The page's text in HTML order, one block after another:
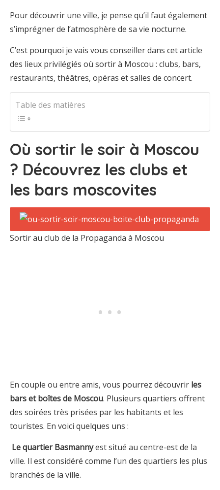
Pour découvrir une ville, je pense qu’il faut également
s’imprégner de l’atmosphère de sa vie nocturne.
C’est pourquoi je vais vous conseiller dans cet article
des lieux privilégiés où sortir à Moscou : clubs, bars,
restaurants, théâtres, opéras et salles de concert.
Table des matières
Où sortir le soir à Moscou
? Découvrez les clubs et
les bars moscovites
Sortir au club de la Propaganda à Moscou
En couple ou entre amis, vous pourrez découvrir les
bars et boîtes de Moscou. Plusieurs quartiers offrent
des soirées très prisées par les habitants et les
touristes. En voici quelques uns :
Le quartier Basmannyest situé au centre-est de la
ville. Il est considéré comme l’un des quartiers les plus
branchés de la ville.